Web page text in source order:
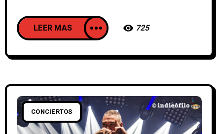
LEER MAS 725
CONCIERTOS